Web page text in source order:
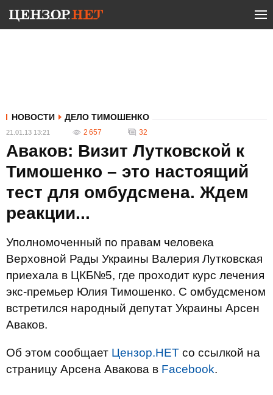
НОВОСТИ ДЕЛО ТИМОШЕНКО
21.01.13 13:21 2 657 32
Аваков: Визит Лутковской к
Тимошенко – это настоящий
тест для омбудсмена. Ждем
реакции...
Уполномоченный по правам человека
Верховной Рады Украины Валерия Лутковская
приехала в ЦКБ№5, где проходит курс лечения
экс-премьер Юлия Тимошенко. С омбудсменом
встретился народный депутат Украины Арсен
Аваков.
Об этом сообщает Цензор.НЕТ со ссылкой на
страницу Арсена Авакова в Facebook.